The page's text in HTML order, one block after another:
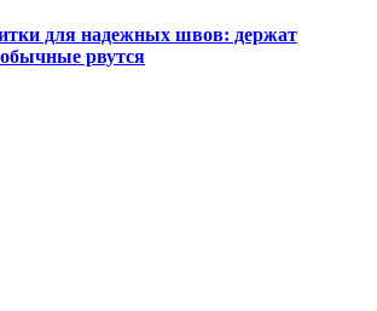
для надежных швов: держат
обычные рвутся